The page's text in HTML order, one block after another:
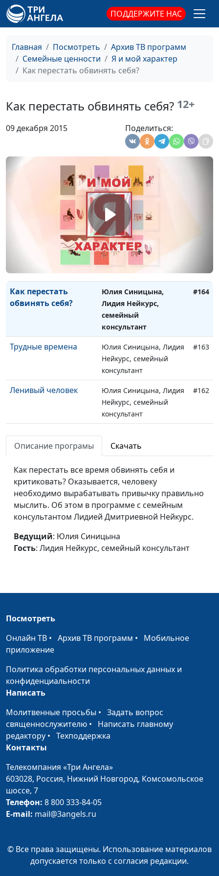
ПОДДЕРЖИТЕ НАС
Главная Посмотреть
Архив ТВ программ
Семейные ценности
Я и мой характер
Как перестать обвинять себя?
Как перестать обвинять себя? 12+
09 декабря 2015 Поделиться:
консультант
Наше настроение
Юлия Синицына, Лидия
Нейкурс, семейный
консультант
#170
Излишняя
Юлия Синицына, Лидия
Быть приятным в
общении: зачем?
Нейкурс, семейный
консультант
Как повысить
консультант
Юлия Синицына, Лидия
Нейкурс, семейный
консультант
Жизненные неудачи
Юлия Синицына, Лидия
Нейкурс, семейный
консультант
Как перестать
обвинять себя?
Юлия Синицына,
Лидия Нейкурс,
семейный
консультант
#164
Трудные времена
Юлия Синицына, Лидия
Нейкурс, семейный
консультант
#163
Ленивый человек
Юлия Синицына, Лидия
Нейкурс, семейный
консультант
#162
Как справляться с
гневом
Нейкурс, семейный
консультант
Уверенность в себе
Нейкурс, семейный
консультант
Склонность к
промедлению
Ирина Кириченко,
священнослужитель,
магистр богословия
конфликтов (вторая
часть)
Василий Половинко,
магистр богословия
Разрешение
конфликтов (первая
часть)
священнослужитель,
магистр богословия
На работу как на
праздник
Ирина Кириченко,
священнослужитель,
магистр богословия
Работа и призвание
Прощение (вторая
часть)
Ирина Кириченко,
Василий Половинко,
#153
Описание програмы Скачать
Как перестать все время обвинять себя и
критиковать? Оказывается, человеку
необходимо вырабатывать привычку правильно
мыслить. Об этом в программе с семейным
консультантом Лидией Дмитриевной Нейкурс.
Ведущий: Юлия Синицына
Гость: Лидия Нейкурс, семейный консультант
Посмотреть
Онлайн ТВ • Архив ТВ программ • Мобильное
приложение
Политика обработки персональных данных и
конфиденциальности
Написать
Молитвенные просьбы • Задать вопрос
священнослужителю • Написать главному
редактору • Техподдержка
Контакты
Телекомпания «Три Ангела»
603028, Россия, Нижний Новгород, Комсомольское
шоссе, 7
Телефон: 8 800 333-84-05
E-mail: mail@3angels.ru
© Все права защищены. Использование материалов
допускается только с согласия редакции.